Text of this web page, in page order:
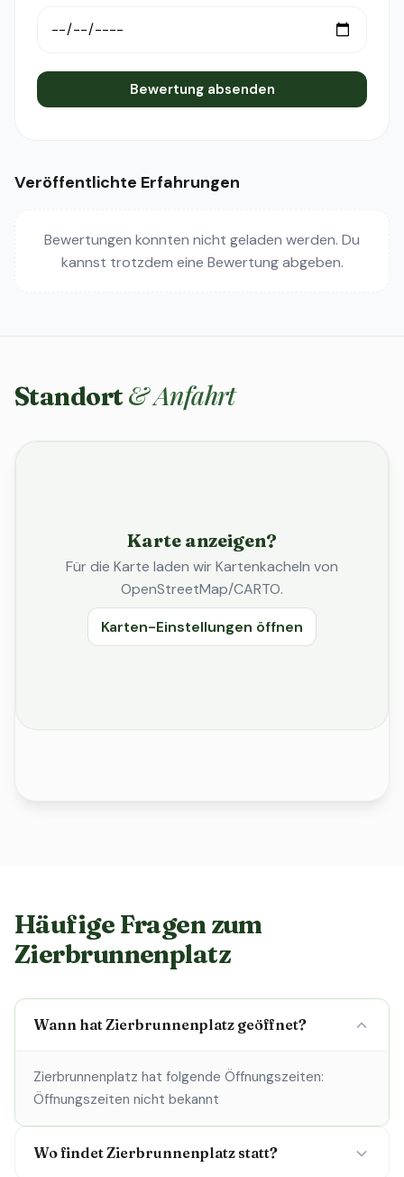
Bewertung absenden
Veröffentlichte Erfahrungen
Bewertungen konnten nicht geladen werden. Du
kannst trotzdem eine Bewertung abgeben.
Standort & Anfahrt
Karte anzeigen?
Für die Karte laden wir Kartenkacheln von
OpenStreetMap/CARTO.
Karten-Einstellungen öffnen
Häufige Fragen zum
Zierbrunnenplatz
Wann hat Zierbrunnenplatz geöffnet?
Zierbrunnenplatz hat folgende Öffnungszeiten:
Öffnungszeiten nicht bekannt
Wo findet Zierbrunnenplatz statt?